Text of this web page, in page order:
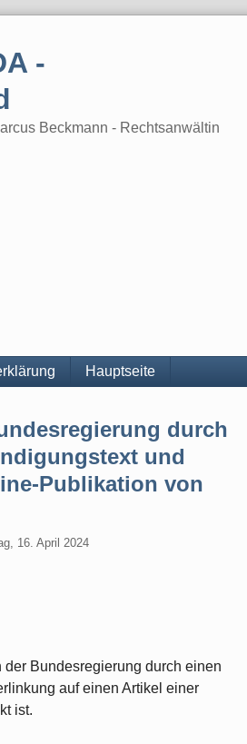
-
Beckmann - Rechtsanwältin
Hauptseite
durch
und
Publikation von
16. April 2024
Bundesregierung durch einen
auf einen Artikel einer
ist.